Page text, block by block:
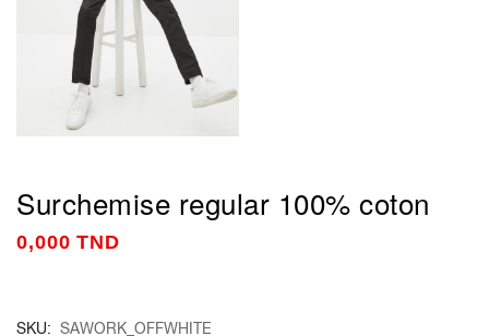
Surchemise regular 100% coton
0,000 TND
SKU SAWORK_OFFWHITE